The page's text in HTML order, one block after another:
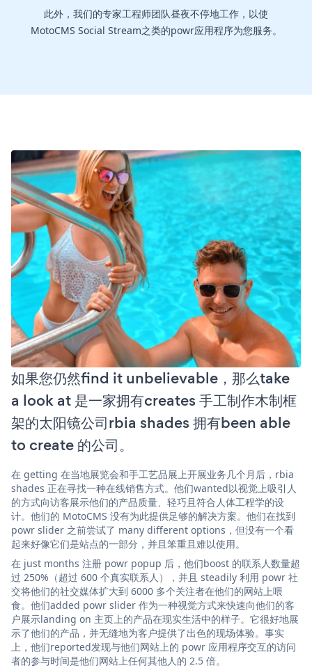
此外，我们的专家工程师团队昼夜不停地工作，以使
MotoCMS Social Stream之类的powr应用程序为您服务。
如果您仍然find it unbelievable，那么take
a look at 是一家拥有creates 手工制作木制框
架的太阳镜公司rbia shades 拥有been able
to create 的公司。
在 getting 在当地展览会和手工艺品展上开展业务几个月后，rbia
shades 正在寻找一种在线销售方式。他们wanted以视觉上吸引人
的方式向访客展示他们的产品质量、轻巧且符合人体工程学的设
计。他们的 MotoCMS 没有为此提供足够的解决方案。他们在找到
powr slider 之前尝试了 many different options，但没有一个看
起来好像它们是站点的一部分，并且笨重且难以使用。
在 just months 注册 powr popup 后，他们boost 的联系人数量超
过 250%（超过 600 个真实联系人），并且 steadily 利用 powr 社
交将他们的社交媒体扩大到 6000 多个关注者在他们的网站上喂
食。他们added powr slider 作为一种视觉方式来快速向他们的客
户展示landing on 主页上的产品在现实生活中的样子。它很好地展
示了他们的产品，并无缝地为客户提供了出色的现场体验。事实
上，他们reported发现与他们网站上的 powr 应用程序交互的访问
者的参与时间是他们网站上任何其他人的 2.5 倍。